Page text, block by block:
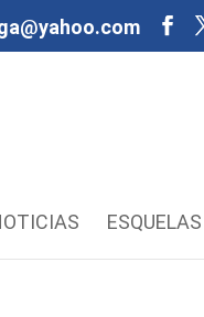
ESQUELAS